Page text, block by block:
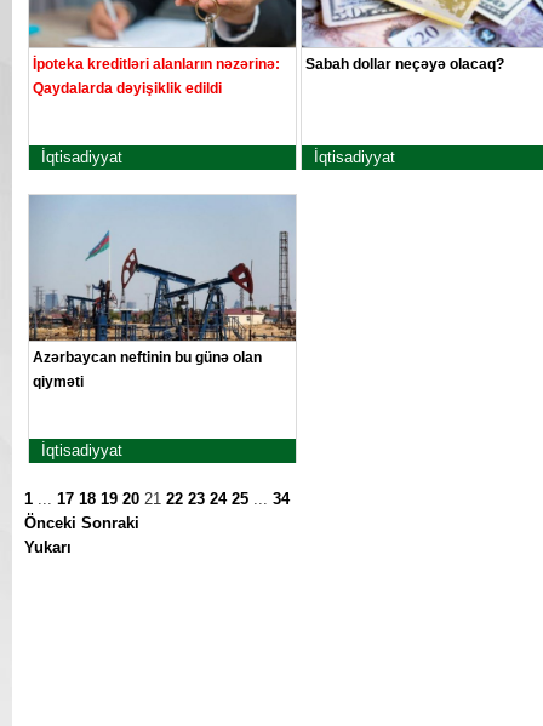
İpoteka kreditləri alanların nəzərinə:
Qaydalarda dəyişiklik edildi
İqtisadiyyat
Sabah dollar neçəyə olacaq?
İqtisadiyyat
Azərbaycan neftinin bu günə olan
qiyməti
İqtisadiyyat
1 ... 17 18 19 20 21 22 23 24 25 ... 34
Önceki Sonraki
Yukarı